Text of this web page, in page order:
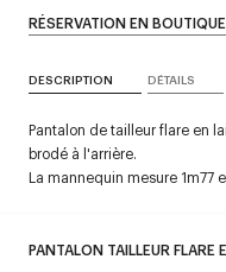
PANTALON TAILLEUR FLARE
RÉSERVATION EN BOUTIQUE
DESCRIPTION DÉTAILS
Pantalon de tailleur flare en
brodé à l'arrière.
La mannequin mesure 1m77